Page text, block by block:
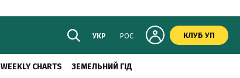
УКР РОС КЛУБ УП
WEEKLY CHARTS ЗЕМЕЛЬНИЙ ГІД